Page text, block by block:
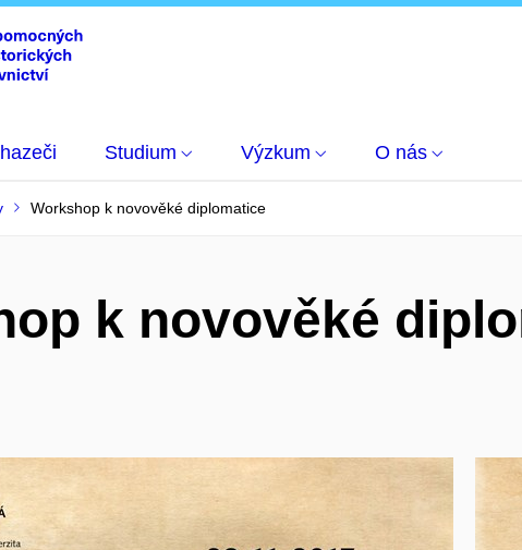
Studium Výzkum O nás
Workshop k novověké diplomatice
k novověké